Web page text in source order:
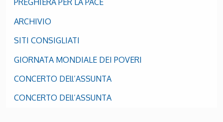
PREGHIERA PER LA PACE
ARCHIVIO
SITI CONSIGLIATI
GIORNATA MONDIALE DEI POVERI
CONCERTO DEll’ASSUNTA
CONCERTO DEll’ASSUNTA